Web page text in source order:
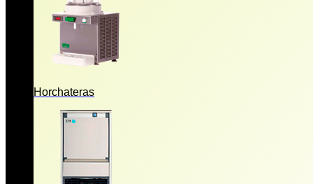
Horchateras